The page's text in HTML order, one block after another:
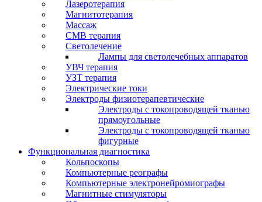
Лазеротерапия
Магнитотерапия
Массаж
СМВ терапия
Светолечение
Лампы для светолечебных аппаратов
УВЧ терапия
УЗТ терапия
Электрические токи
Электроды физиотерапевтические
Электроды с токопроводящей тканью
прямоугольные
Электроды с токопроводящей тканью
фигурные
Функциональная диагностика
Кольпоскопы
Компьютерные реографы
Компьютерные электронейромиографы
Магнитные стимуляторы